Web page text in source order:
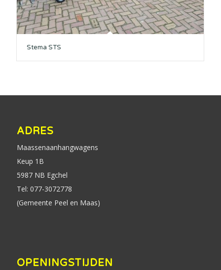
Stema STS
ADRES
Maassenaanhangwagens
Keup 1B
5987 NB Egchel
Tel: 077-3072778
(Gemeente Peel en Maas)
OPENINGSTIJDEN